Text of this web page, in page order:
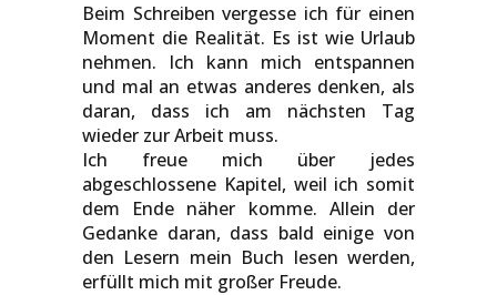
Beim Schreiben vergesse ich für einen
Moment die Realität. Es ist wie Urlaub
nehmen. Ich kann mich entspannen
und mal an etwas anderes denken, als
daran, dass ich am nächsten Tag
wieder zur Arbeit muss.
Ich freue mich über jedes
abgeschlossene Kapitel, weil ich somit
dem Ende näher komme. Allein der
Gedanke daran, dass bald einige von
den Lesern mein Buch lesen werden,
erfüllt mich mit großer Freude.